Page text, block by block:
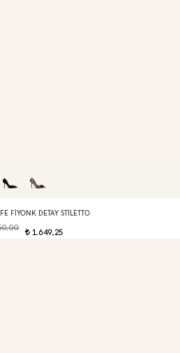
FIYONK DETAY STILETTO
t 1.649,25